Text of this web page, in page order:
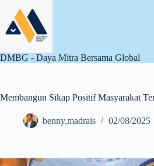
DMBG - Daya Mitra Bersama Global
Membangun Sikap Positif Masyarakat
benny.madrais 02/08/2025